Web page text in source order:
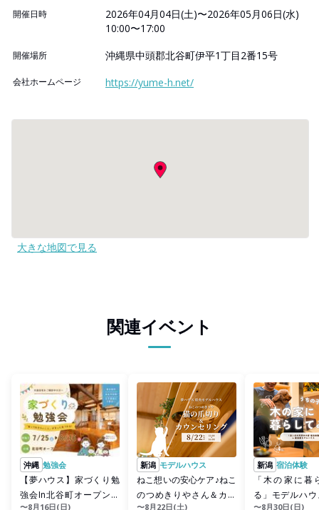
開催日時
2026年04月04日(土)〜2026年05月06日(水)
10:00〜17:00
開催場所 沖縄県中頭郡北谷町伊平1丁目2番15号
会社ホームページ https://yume-h.net/
大きな地図で見る
関連イベント
沖縄 勉強会
【夢ハウス】家づくり勉
強会In北谷町オープンハ
〜8月16日(日)
新潟 モデルハウス
ねこ想いの安心ケア♪ねこ
のつめきりやさん＆カウ
〜8月22日(土)
新潟 宿泊体験
「木の家に暮
る」モデルハ
〜8月30日(日)